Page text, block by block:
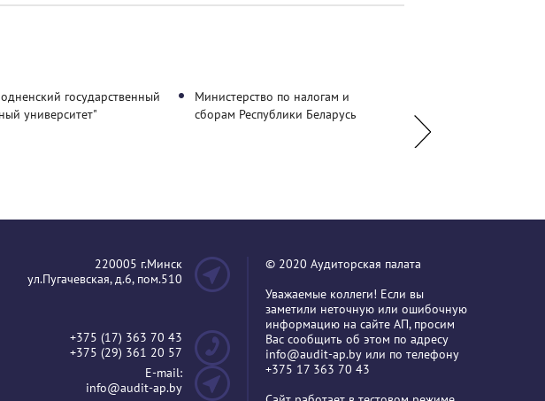
государственный
университет"
Министерство по налогам и
сборам Республики Беларусь
220005 г.Минск
ул.Пугачевская, д.6, пом.510
+375 (17) 363 70 43
+375 (29) 361 20 57
E-mail:
info@audit-ap.by
© 2020 Аудиторская палата
Уважаемые коллеги! Если вы
заметили неточную или ошибочную
информацию на сайте АП, просим
Вас сообщить об этом по адресу
info@audit-ap.by или по телефону
+375 17 363 70 43